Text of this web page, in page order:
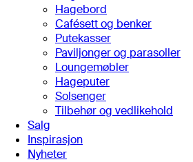
Hagebord
Cafésett og benker
Putekasser
Paviljonger og parasoller
Loungemøbler
Hageputer
Solsenger
Tilbehør og vedlikehold
Salg
Inspirasjon
Nyheter